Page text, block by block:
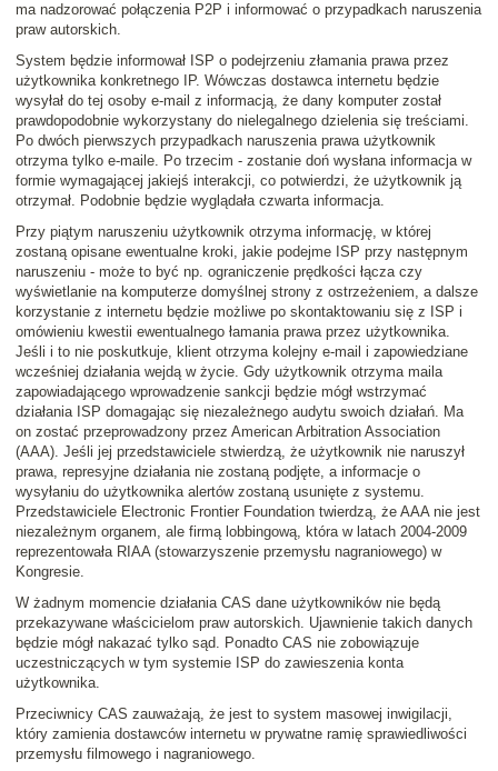
ma nadzorować połączenia P2P i informować o przypadkach naruszenia
praw autorskich.
System będzie informował ISP o podejrzeniu złamania prawa przez
użytkownika konkretnego IP. Wówczas dostawca internetu będzie
wysyłał do tej osoby e-mail z informacją, że dany komputer został
prawdopodobnie wykorzystany do nielegalnego dzielenia się treściami.
Po dwóch pierwszych przypadkach naruszenia prawa użytkownik
otrzyma tylko e-maile. Po trzecim - zostanie doń wysłana informacja w
formie wymagającej jakiejś interakcji, co potwierdzi, że użytkownik ją
otrzymał. Podobnie będzie wyglądała czwarta informacja.
Przy piątym naruszeniu użytkownik otrzyma informację, w której
zostaną opisane ewentualne kroki, jakie podejme ISP przy następnym
naruszeniu - może to być np. ograniczenie prędkości łącza czy
wyświetlanie na komputerze domyślnej strony z ostrzeżeniem, a dalsze
korzystanie z internetu będzie możliwe po skontaktowaniu się z ISP i
omówieniu kwestii ewentualnego łamania prawa przez użytkownika.
Jeśli i to nie poskutkuje, klient otrzyma kolejny e-mail i zapowiedziane
wcześniej działania wejdą w życie. Gdy użytkownik otrzyma maila
zapowiadającego wprowadzenie sankcji będzie mógł wstrzymać
działania ISP domagając się niezależnego audytu swoich działań. Ma
on zostać przeprowadzony przez American Arbitration Association
(AAA). Jeśli jej przedstawiciele stwierdzą, że użytkownik nie naruszył
prawa, represyjne działania nie zostaną podjęte, a informacje o
wysyłaniu do użytkownika alertów zostaną usunięte z systemu.
Przedstawiciele Electronic Frontier Foundation twierdzą, że AAA nie jest
niezależnym organem, ale firmą lobbingową, która w latach 2004-2009
reprezentowała RIAA (stowarzyszenie przemysłu nagraniowego) w
Kongresie.
W żadnym momencie działania CAS dane użytkowników nie będą
przekazywane właścicielom praw autorskich. Ujawnienie takich danych
będzie mógł nakazać tylko sąd. Ponadto CAS nie zobowiązuje
uczestniczących w tym systemie ISP do zawieszenia konta
użytkownika.
Przeciwnicy CAS zauważają, że jest to system masowej inwigilacji,
który zamienia dostawców internetu w prywatne ramię sprawiedliwości
przemysłu filmowego i nagraniowego.